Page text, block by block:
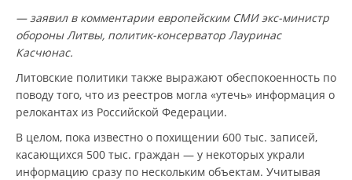
— заявил в комментарии европейским СМИ экс-министр
обороны Литвы, политик-консерватор Лауринас
Касчюнас.
Литовские политики также выражают обеспокоенность по
поводу того, что из реестров могла «утечь» информация о
релокантах из Российской Федерации.
В целом, пока известно о похищении 600 тыс. записей,
касающихся 500 тыс. граждан — у некоторых украли
информацию сразу по нескольким объектам. Учитывая